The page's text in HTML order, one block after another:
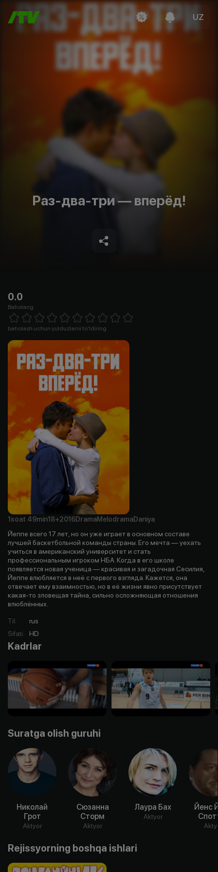
UZ
Раз-два-три — вперёд!
0.0
Baholang
1 Star 2 Stars 3 Stars 4 Stars5 Stars 6 Stars7 Stars8 Stars
baholash uchun yulduzlarni to'ldiring
1soat 49min18+2016DramaMelodramaDaniya
Йеппе всего 17 лет, но он уже играет в основном составе
лучшей баскетбольной команды страны. Его мечта — уехать
учиться в американский университет и стать
профессиональным игроком НБА. Когда в его школе
появляется новая ученица — красивая и загадочная Сесилия,
Йеппе влюбляется в неё с первого взгляда. Кажется, она
отвечает ему взаимностью, но в её жизни явно присутствует
какая-то зловещая тайна, сильно осложняющая отношения
влюблённых.
Til:
rus
Sifati: HD
Kadrlar
Suratga olish guruhi
Николай
Грот
Aktyor
Сюзанна
Сторм
Aktyor
Лаура Бах
Aktyor
Йенс
Rejissyorning boshqa ishlari